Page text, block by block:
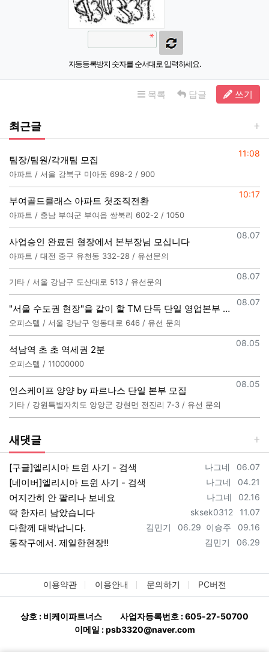
자동등록방지 숫자를 순서대로 입력하세요.
목록 답글 쓰기
최근글
등록일
11:08
팀장/팀원/각개팀 모집
아파트 / 서울 강북구 미아동 698-2 / 900
등록일
10:17
부여골드클래스 아파트 첫조직전환
아파트 / 충남 부여군 부여읍 쌍북리 602-2 / 1050
등록일
08.07
사업승인 완료된 형장에서 본부장님 모십니다
아파트 / 대전 중구 유천동 332-28 / 유선문의
등록일
08.07
기타 / 서울 강남구 도산대로 513 / 유선문의
등록일
08.07
"서울 수도권 현장"을 같이 할 TM 단독 단일 영업본부 팀 선착순 모집
오피스텔 / 서울 강남구 영동대로 646 / 유선 문의
등록일
08.05
석남역 초 초 역세권 2분
오피스텔 / 11000000
등록일
08.05
인스케이프 양양 by 파르나스 단일 본부 모집
기타 / 강원특별자치도 양양군 강현면 전진리 7-3 / 유선 문의
새댓글
등록자
나그네 등록일
06.07
[구글]엘리시아 트윈 사기 - 검색
등록자
나그네 등록일
04.21
[네이버]엘리시아 트윈 사기 - 검색
등록자
나그네 등록일
02.16
어지간히 안 팔리나 보네요
등록자
sksek0312 등록일
11.07
딱 한자리 남았습니다
등록자
이승주 등록일
09.16
등록자
김민기 등록일
06.29
다함께 대박납니다.
등록자
김민기 등록일
06.29
동작구에서. 제일한현장!!
이용약관 이용안내 문의하기 PC버전
상호 : 비케이파트너스
사업자등록번호 : 605-27-50700
이메일 : psb3320@naver.com